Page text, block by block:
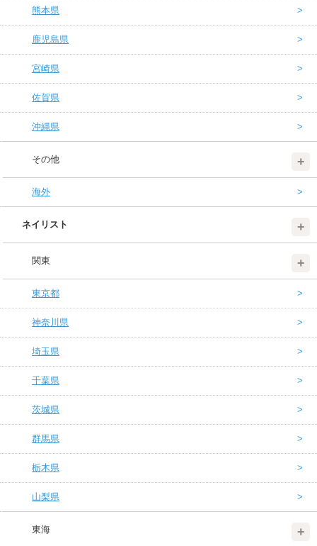
熊本県
鹿児島県
宮崎県
佐賀県
沖縄県
その他
海外
ネイリスト
関東
東京都
神奈川県
埼玉県
千葉県
茨城県
群馬県
栃木県
山梨県
東海